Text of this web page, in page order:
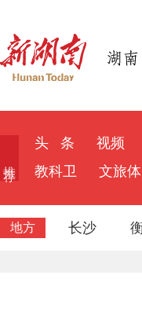
头 条 视频
教科卫
文旅体
地方 长沙